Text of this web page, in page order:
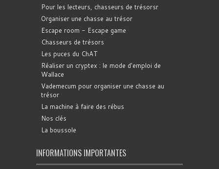
Pour les lecteurs, chasseurs de trésorsr
Organiser une chasse au trésor
Escape room - Escape game
Chasseurs de trésors
Les puces du ChAT
Réaliser un cryptex : le mode d'emploi de
Wallace
Vademecum pour organiser une chasse au
trésor
La machine à faire des rébus
Nos clés
La boussole
INFORMATIONS IMPORTANTES